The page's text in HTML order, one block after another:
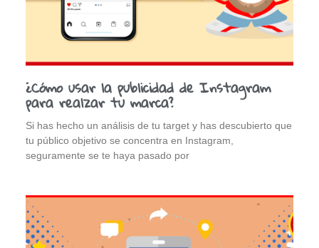
¿Cómo usar la publicidad de Instagram
para realzar tu marca?
Si has hecho un análisis de tu target y has descubierto que
tu público objetivo se concentra en Instagram,
seguramente se te haya pasado por